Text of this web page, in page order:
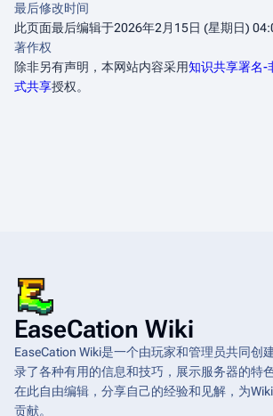
最后修改时间
此页面最后编辑于2026年2月15日 (星期日)
著作权
除非另有声明，本网站内容采用知识共享署名-
式共享授权。
EaseCation Wiki
EaseCation Wiki是一个由玩家和管理员共同创
录了各种有用的信息和技巧，展示服务器的特
在此自由编辑，分享自己的经验和见解，为
贡献。